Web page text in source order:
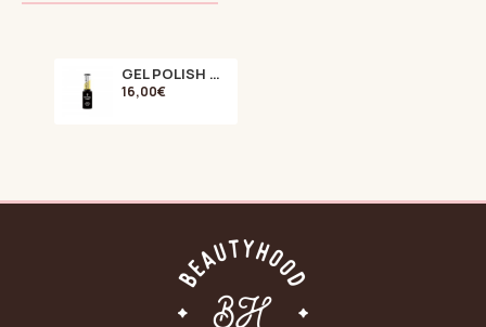
GEL POLISH MEGA BASE Milky White 15ml
16,00€